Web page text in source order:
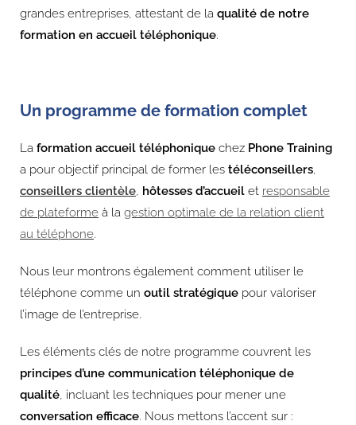
grandes entreprises, attestant de la qualité de notre
formation en accueil téléphonique.
Un programme de formation complet
La formation accueil téléphonique chez Phone Training
a pour objectif principal de former les téléconseillers,
conseillers clientèle, hôtesses d’accueil et responsable
de plateforme à la gestion optimale de la relation client
au téléphone.
Nous leur montrons également comment utiliser le
téléphone comme un outil stratégique pour valoriser
l’image de l’entreprise.
Les éléments clés de notre programme couvrent les
principes d’une communication téléphonique de
qualité, incluant les techniques pour mener une
conversation efficace. Nous mettons l’accent sur :